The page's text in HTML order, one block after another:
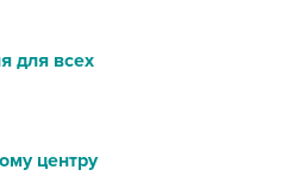
для всех
центру